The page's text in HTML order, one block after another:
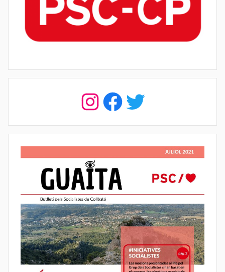
Instagram
Facebook
Twitter